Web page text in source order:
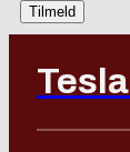
Tesla